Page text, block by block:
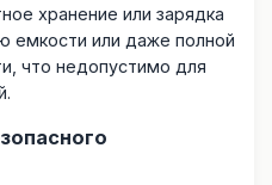
хранение или зарядка
емкости или даже полной
что недопустимо для